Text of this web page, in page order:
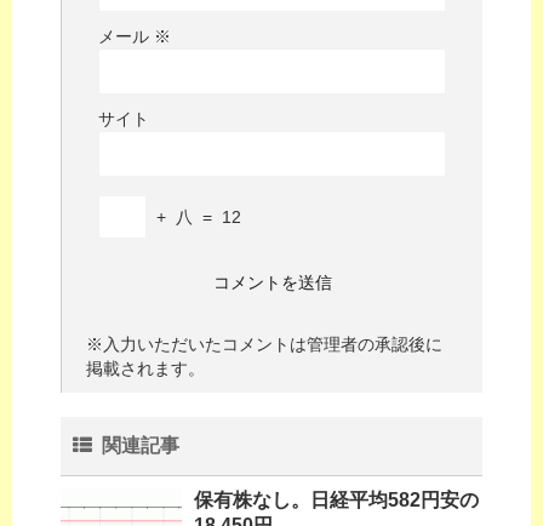
メール ※
サイト
+ 八 = 12
※入力いただいたコメントは管理者の承認後に
掲載されます。
関連記事
保有株なし。日経平均582円安の